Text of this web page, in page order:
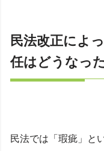
民法改正によ
任はどうなっ
民法では「瑕疵」と